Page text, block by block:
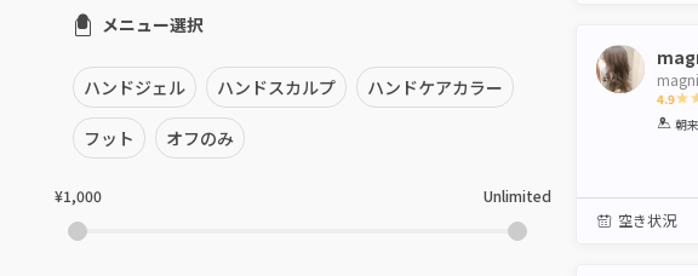
和歌山県その他
メニュー選択
ハンドジェル ハンドスカルプ ハンドケアカラー
フット オフのみ
¥1,000 Unlimited
4.9
1 2
朝
空き状況